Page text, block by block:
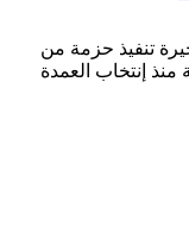
تنفيذ حزمة من
منذ إنتخاب العمدة